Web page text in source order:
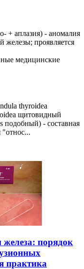
+ аплазия) - аномалия
железы; проявляется
медицинские
thyroidea
щитовидный
подобный) - составная
"относ...
порядок
практика